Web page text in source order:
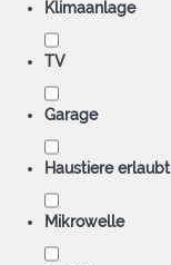
Klimaanlage
TV
Garage
Haustiere erlaubt
Mikrowelle